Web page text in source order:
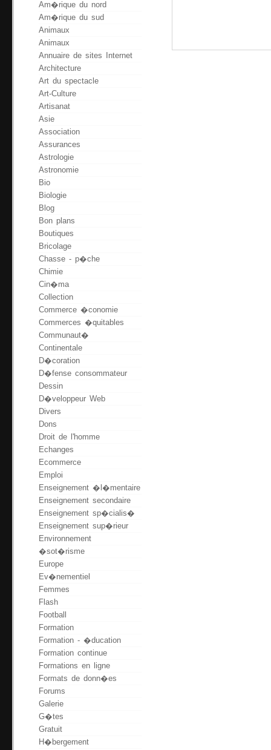
Am�rique du nord
Am�rique du sud
Animaux
Animaux
Annuaire de sites Internet
Architecture
Art du spectacle
Art-Culture
Artisanat
Asie
Association
Assurances
Astrologie
Astronomie
Bio
Biologie
Blog
Bon plans
Boutiques
Bricolage
Chasse - p�che
Chimie
Cin�ma
Collection
Commerce �conomie
Commerces �quitables
Communaut�
Continentale
D�coration
D�fense consommateur
Dessin
D�veloppeur Web
Divers
Dons
Droit de l'homme
Echanges
Ecommerce
Emploi
Enseignement �l�mentaire
Enseignement secondaire
Enseignement sp�cialis�
Enseignement sup�rieur
Environnement
�sot�risme
Europe
Ev�nementiel
Femmes
Flash
Football
Formation
Formation - �ducation
Formation continue
Formations en ligne
Formats de donn�es
Forums
Galerie
G�tes
Gratuit
H�bergement